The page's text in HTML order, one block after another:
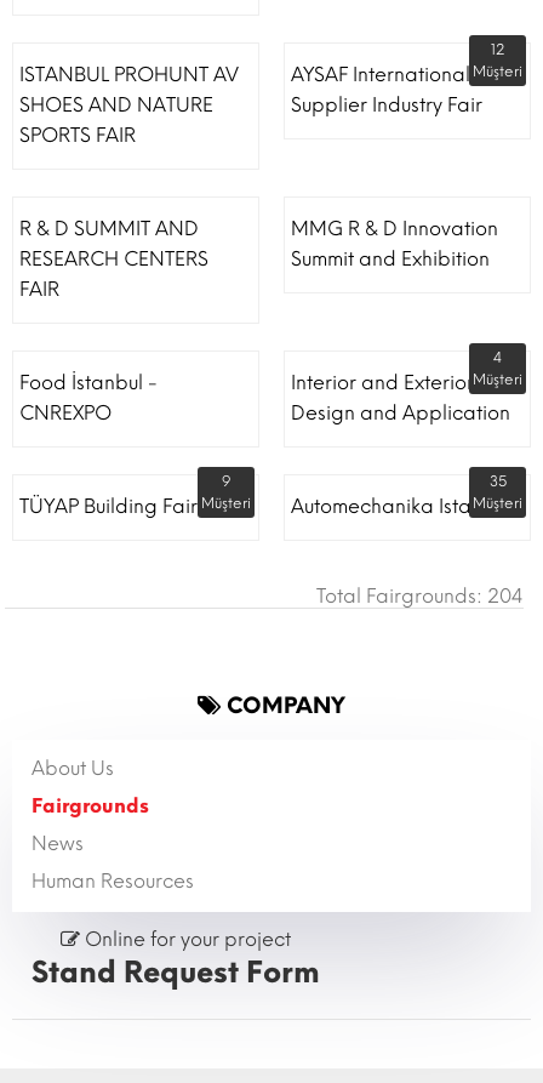
ISTANBUL PROHUNT AV
SHOES AND NATURE
SPORTS FAIR
AYSAF International Shoe
Supplier Industry Fair
12
Müşteri
R & D SUMMIT AND
RESEARCH CENTERS
FAIR
MMG R & D Innovation
Summit and Exhibition
Food İstanbul -
CNREXPO
Interior and Exterior
Design and Application
4
Müşteri
TÜYAP Building Fair
9
Müşteri
Automechanika Istanbul
35
Müşteri
Total Fairgrounds: 204
COMPANY
About Us
Fairgrounds
News
Human Resources
Online for your project
Stand Request Form